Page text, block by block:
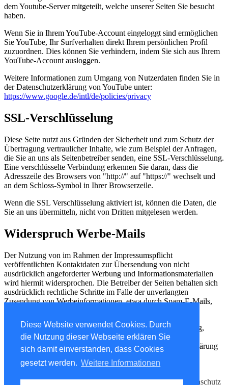
Diese Website verwendet Cookies. Durch
die Nutzung dieser Webseite erklären Sie
sich damit einverstanden, dass Cookies
gesetzt werden. Weitere Informationen
dem Youtube-Server mitgeteilt, welche unserer Seiten Sie besucht
haben.
Wenn Sie in Ihrem YouTube-Account eingeloggt sind ermöglichen
Sie YouTube, Ihr Surfverhalten direkt Ihrem persönlichen Profil
zuzuordnen. Dies können Sie verhindern, indem Sie sich aus Ihrem
YouTube-Account ausloggen.
Weitere Informationen zum Umgang von Nutzerdaten finden Sie in
der Datenschutzerklärung von YouTube unter:
https://www.google.de/intl/de/policies/privacy
SSL-Verschlüsselung
Diese Seite nutzt aus Gründen der Sicherheit und zum Schutz der
Übertragung vertraulicher Inhalte, wie zum Beispiel der Anfragen,
die Sie an uns als Seitenbetreiber senden, eine SSL-Verschlüsselung.
Eine verschlüsselte Verbindung erkennen Sie daran, dass die
Adresszeile des Browsers von "http://" auf "https://" wechselt und
an dem Schloss-Symbol in Ihrer Browserzeile.
Wenn die SSL Verschlüsselung aktiviert ist, können die Daten, die
Sie an uns übermitteln, nicht von Dritten mitgelesen werden.
Widerspruch Werbe-Mails
Der Nutzung von im Rahmen der Impressumspflicht
veröffentlichten Kontaktdaten zur Übersendung von nicht
ausdrücklich angeforderter Werbung und Informationsmaterialien
wird hiermit widersprochen. Die Betreiber der Seiten behalten sich
ausdrücklich rechtliche Schritte im Falle der unverlangten
Zusendung von Werbeinformationen, etwa durch Spam-E-Mails,
Quellenangaben:e-recht24.deeRecht24 Datenschutzerklärung,
eRecht24 Datenschutzerklärung für Facebook,
Datenschutzerklärung für Google Analytics, Datenschutzerklärung
für Google Adsense, Google +1 Datenschutzerklärung,
Datenschutzerklärung für Twitter
© 2018 Data Components K+S GmbH
Impressum|Datenschutz